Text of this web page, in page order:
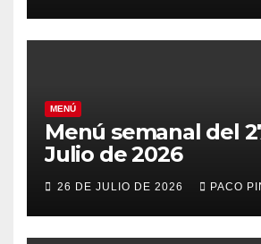
MENÚ
Menú semanal del
Julio de 2026
26 DE JULIO DE 2026 PACO